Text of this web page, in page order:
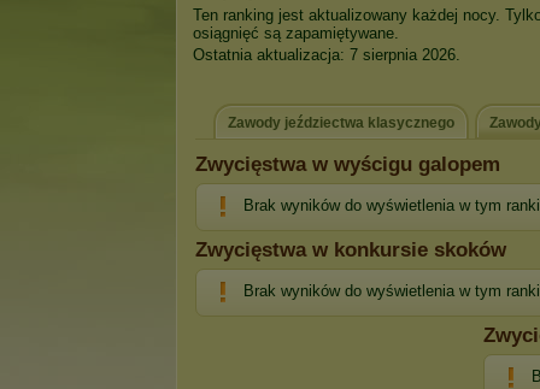
Ten ranking jest aktualizowany każdej nocy.
osiągnięć są zapamiętywane.
Ostatnia aktualizacja: 7 sierpnia 2026.
Zawody jeździectwa klasycznego
Zwycięstwa w wyścigu galopem
Brak wyników do wyświetlenia w tym
Zwycięstwa w konkursie skoków
Brak wyników do wyświetlenia w tym